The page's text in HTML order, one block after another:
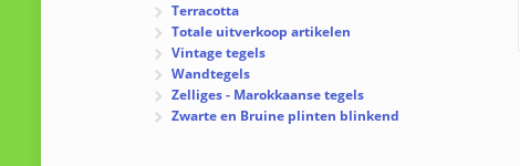
Terracotta
Totale uitverkoop artikelen
Vintage tegels
Wandtegels
Zelliges - Marokkaanse tegels
Zwarte en Bruine plinten blinkend